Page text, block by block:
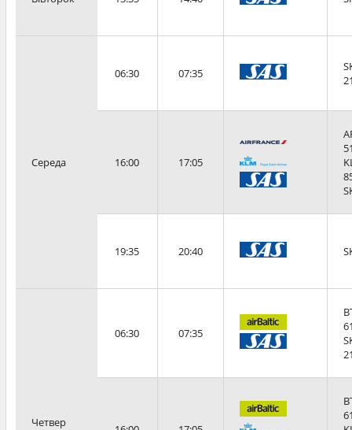
Середа
06:30 07:35
16:00 17:05
19:35 20:40
Четвер
06:30 07:35